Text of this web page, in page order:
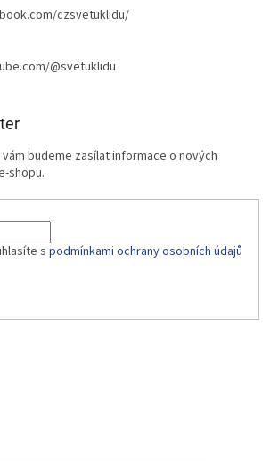
czsvetuklidu/
@svetuklidu
budeme zasílat informace o nových
shopu.
s podmínkami ochrany osobních údajů